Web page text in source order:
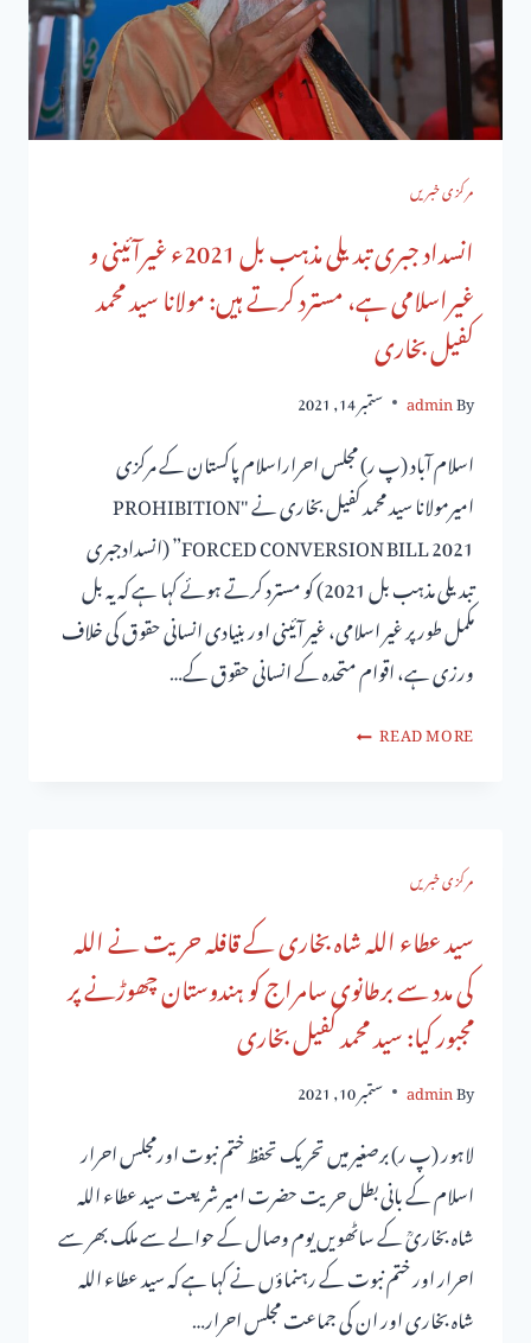
مرکزی خبریں
انسداد جبری تبدیلی مذہب بل 2021ء غیرآئینی و
غیراسلامی ہے، مسترد کرتے ہیں: مولانا سید محمد
کفیل بخاری
By
admin ستمبر 14, 2021
اسلام آباد (پ ر) مجلس احراراسلام پاکستان کے مرکزی
امیرمولانا سید محمد کفیل بخاری نے "PROHIBITION
FORCED CONVERSION BILL 2021” (انسدادجبری
تبدیلی مذہب بل 2021) کو مسترد کرتے ہوئے کہا ہے کہ یہ بل
مکمل طور پر غیر اسلامی، غیر آئینی اور بنیادی انسانی حقوق کی خلاف
ورزی ہے، اقوام متحدہ کے انسانی حقوق کے…
READ MORE
مرکزی خبریں
سید عطاء اللہ شاہ بخاری کے قافلہ حریت نے اللہ
کی مدد سے برطانوی سامراج کو ہندوستان چھوڑنے پر
مجبور کیا: سید محمد کفیل بخاری
By
admin ستمبر 10, 2021
لاہور (پ ر) برصغیر میں تحریک تحفظ ختم نبوت اورمجلس احرار
اسلام کے بانی بطل حریت حضرت امیر شریعت سید عطاء اللہ
شاہ بخاریؒ کے ساٹھویں یوم وصال کے حوالے سے ملک بھر سے
احرار اور ختم نبوت کے رہنماؤں نے کہا ہے کہ سید عطاء اللہ
شاہ بخاری اور ان کی جماعت مجلس احرار…